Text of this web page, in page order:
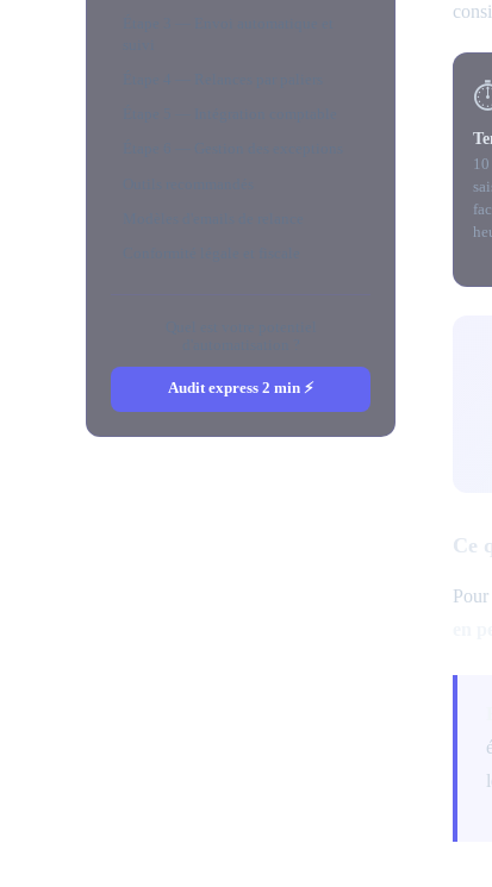
Audit express 2 min ⚡
Ce